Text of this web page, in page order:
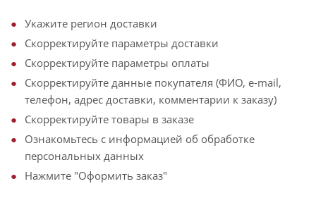
Укажите регион доставки
Скорректируйте параметры доставки
Скорректируйте параметры оплаты
Скорректируйте данные покупателя (ФИО, e-mail,
телефон, адрес доставки, комментарии к заказу)
Скорректируйте товары в заказе
Ознакомьтесь с информацией об обработке
персональных данных
Нажмите "Оформить заказ"